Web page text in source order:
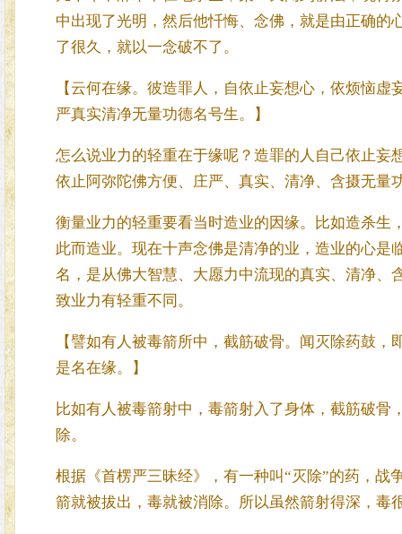
中出现了光明，然后他忏悔、念佛，就是由正确
了很久，就以一念破不了。
【云何在缘。彼造罪人，自依止妄想心，依烦恼
严真实清净无量功德名号生。】
怎么说业力的轻重在于缘呢？造罪的人自己依止妄
依止阿弥陀佛方便、庄严、真实、清净、含摄无量
衡量业力的轻重要看当时造业的因缘。比如造杀生
此而造业。现在十声念佛是清净的业，造业的心
名，是从佛大智慧、大愿力中流现的真实、清净、
致业力有轻重不同。
【譬如有人被毒箭所中，截筋破骨。闻灭除药鼓
是名在缘。】
比如有人被毒箭射中，毒箭射入了身体，截筋破骨
除。
根据《首楞严三昧经》，有一种叫“灭除”的药，
箭就被拔出，毒就被消除。所以虽然箭射得深，毒